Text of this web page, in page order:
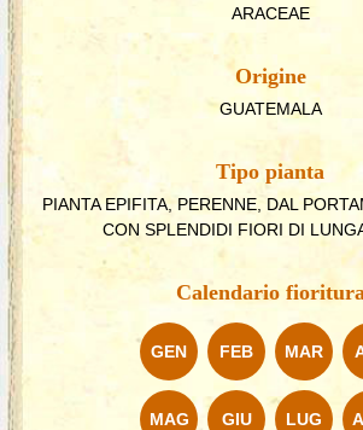
ARACEAE
Origine
GUATEMALA
Tipo pianta
PIANTA EPIFITA, PERENNE, DAL
CON SPLENDIDI FIORI DI
Calendario fioritura
GEN FEB MAR
MAG GIU LUG